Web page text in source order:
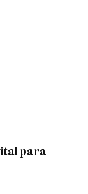
para